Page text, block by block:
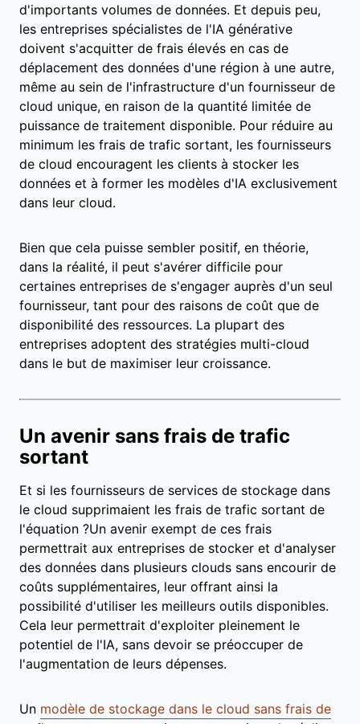
d'importants volumes de données. Et depuis peu,
les entreprises spécialistes de l'IA générative
doivent s'acquitter de frais élevés en cas de
déplacement des données d'une région à une autre,
même au sein de l'infrastructure d'un fournisseur de
cloud unique, en raison de la quantité limitée de
puissance de traitement disponible. Pour réduire au
minimum les frais de trafic sortant, les fournisseurs
de cloud encouragent les clients à stocker les
données et à former les modèles d'IA exclusivement
dans leur cloud.
Bien que cela puisse sembler positif, en théorie,
dans la réalité, il peut s'avérer difficile pour
certaines entreprises de s'engager auprès d'un seul
fournisseur, tant pour des raisons de coût que de
disponibilité des ressources. La plupart des
entreprises adoptent des stratégies multi-cloud
dans le but de maximiser leur croissance.
Un avenir sans frais de trafic
sortant
Et si les fournisseurs de services de stockage dans
le cloud supprimaient les frais de trafic sortant de
l'équation ?Un avenir exempt de ces frais
permettrait aux entreprises de stocker et d'analyser
des données dans plusieurs clouds sans encourir de
coûts supplémentaires, leur offrant ainsi la
possibilité d'utiliser les meilleurs outils disponibles.
Cela leur permettrait d'exploiter pleinement le
potentiel de l'IA, sans devoir se préoccuper de
l'augmentation de leurs dépenses.
Un modèle de stockage dans le cloud sans frais de